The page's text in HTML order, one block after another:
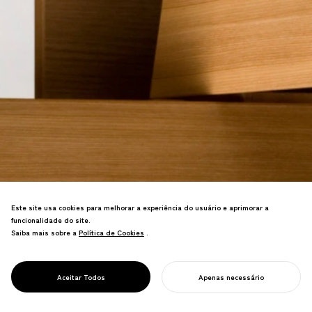
PROJECT
CARTESIA
mundo" pela revista global de design
Este site usa cookies para melhorar a experiência do usuário e aprimorar a
funcionalidade do site.
Saiba mais sobre a Política de Cookies
Política de Cookies .
Aceitar Todos Apenas necessário